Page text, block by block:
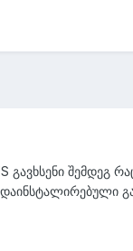
გავხსენი